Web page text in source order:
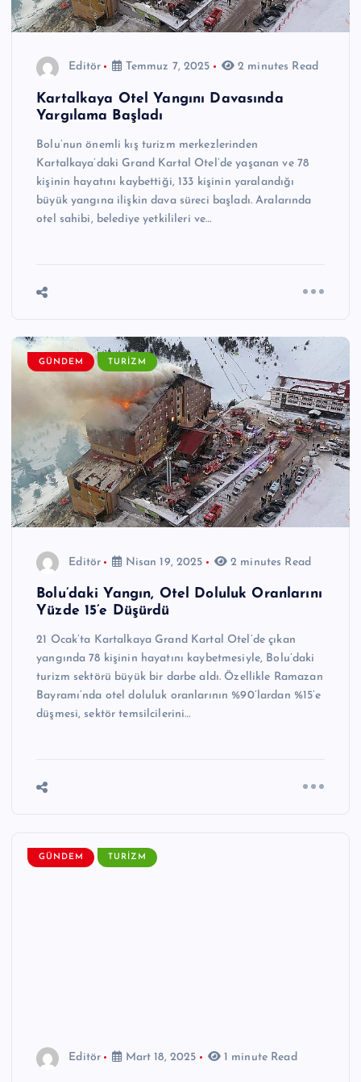
Editör Temmuz 7, 2025 2 minutes Read
Kartalkaya Otel Yangını Davasında
Yargılama Başladı
Bolu’nun önemli kış turizm merkezlerinden
Kartalkaya’daki Grand Kartal Otel’de yaşanan ve 78
kişinin hayatını kaybettiği, 133 kişinin yaralandığı
büyük yangına ilişkin dava süreci başladı. Aralarında
otel sahibi, belediye yetkilileri ve…
GÜNDEM TURIZM
Editör Nisan 19, 2025 2 minutes Read
Bolu’daki Yangın, Otel Doluluk Oranlarını
Yüzde 15’e Düşürdü
21 Ocak’ta Kartalkaya Grand Kartal Otel’de çıkan
yangında 78 kişinin hayatını kaybetmesiyle, Bolu’daki
turizm sektörü büyük bir darbe aldı. Özellikle Ramazan
Bayramı’nda otel doluluk oranlarının %90’lardan %15’e
düşmesi, sektör temsilcilerini…
GÜNDEM TURIZM
Editör Mart 18, 2025 1 minute Read